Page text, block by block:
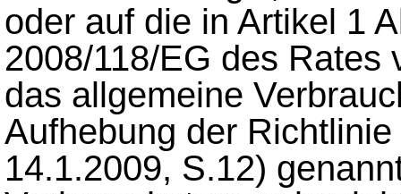
oder auf die in Artikel 1
2008/118/EG des Rates
das allgemeine
Aufhebung der
14.1.2009, S.12)